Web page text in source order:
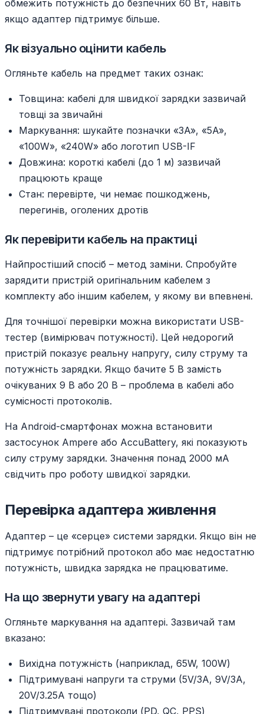
обмежить потужність до безпечних 60 Вт, навіть
якщо адаптер підтримує більше.
Як візуально оцінити кабель
Огляньте кабель на предмет таких ознак:
Товщина: кабелі для швидкої зарядки зазвичай
товщі за звичайні
Маркування: шукайте позначки «3A», «5A»,
«100W», «240W» або логотип USB-IF
Довжина: короткі кабелі (до 1 м) зазвичай
працюють краще
Стан: перевірте, чи немає пошкоджень,
перегинів, оголених дротів
Як перевірити кабель на практиці
Найпростіший спосіб – метод заміни. Спробуйте
зарядити пристрій оригінальним кабелем з
комплекту або іншим кабелем, у якому ви впевнені.
Для точнішої перевірки можна використати USB-
тестер (вимірювач потужності). Цей недорогий
пристрій показує реальну напругу, силу струму та
потужність зарядки. Якщо бачите 5 В замість
очікуваних 9 В або 20 В – проблема в кабелі або
сумісності протоколів.
На Android-смартфонах можна встановити
застосунок Ampere або AccuBattery, які показують
силу струму зарядки. Значення понад 2000 мА
свідчить про роботу швидкої зарядки.
Перевірка адаптера живлення
Адаптер – це «серце» системи зарядки. Якщо він не
підтримує потрібний протокол або має недостатню
потужність, швидка зарядка не працюватиме.
На що звернути увагу на адаптері
Огляньте маркування на адаптері. Зазвичай там
вказано:
Вихідна потужність (наприклад, 65W, 100W)
Підтримувані напруги та струми (5V/3A, 9V/3A,
20V/3.25A тощо)
Підтримувані протоколи (PD, QC, PPS)